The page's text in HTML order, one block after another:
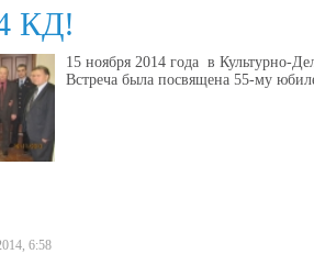
КД!
15 ноября 2014 года в Культурно-
Встреча была посвящена 55-му
6:58